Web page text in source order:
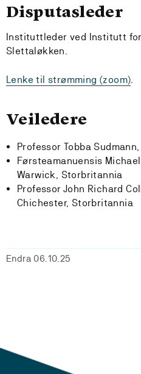
Disputasleder
Instituttleder ved Institutt
Slettaløkken.
Lenke til strømming (zoom)
Veiledere
Professor Tobba Sudmann,
Førsteamanuensis
Warwick, Storbritannia
Professor John Richard
Chichester, Storbritannia
Endra 06.10.25